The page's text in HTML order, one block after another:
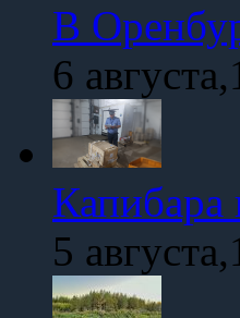
В
6
Капибара
5